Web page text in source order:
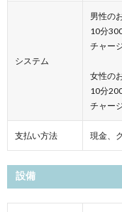
システム
男性の
10分
チャー
女性の
10分
チャー
支払い方法 現金、
設備